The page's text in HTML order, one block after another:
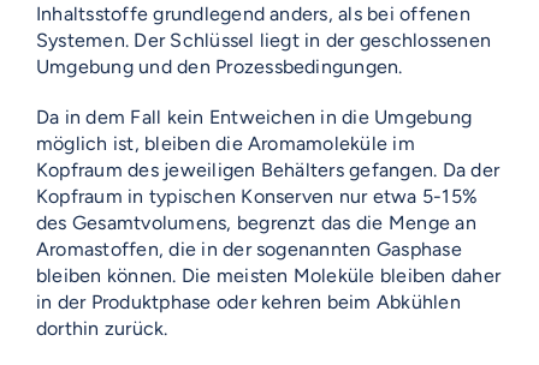
Inhaltsstoffe grundlegend anders, als bei offenen
Systemen. Der Schlüssel liegt in der geschlossenen
Umgebung und den Prozessbedingungen.
Da in dem Fall kein Entweichen in die Umgebung
möglich ist, bleiben die Aromamoleküle im
Kopfraum des jeweiligen Behälters gefangen. Da der
Kopfraum in typischen Konserven nur etwa 5-15%
des Gesamtvolumens, begrenzt das die Menge an
Aromastoffen, die in der sogenannten Gasphase
bleiben können. Die meisten Moleküle bleiben daher
in der Produktphase oder kehren beim Abkühlen
dorthin zurück.